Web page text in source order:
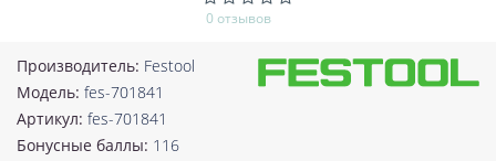
0 отзывов
Производитель: Festool
Модель: fes-701841
Артикул: fes-701841
Бонусные баллы: 116